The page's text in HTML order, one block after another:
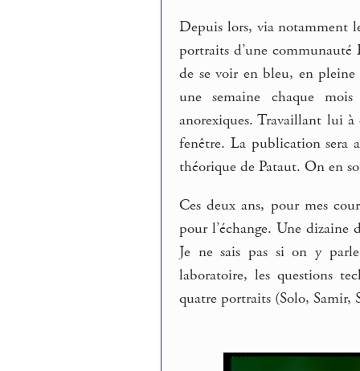
Depuis lors, via notamment
portraits d’une communauté
de se voir en bleu, en pleine
une semaine chaque
anorexiques. Travaillant lui
fenêtre. La publication sera
théorique de Pataut. On en
Ces deux ans, pour mes
pour l’échange. Une
Je ne sais pas si on y
laboratoire, les questions
quatre portraits (Solo,